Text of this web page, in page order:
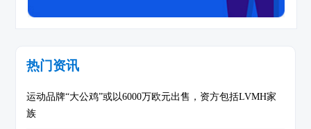
热门资讯
运动品牌“大公鸡”或以6000万欧元出售，资方包括LVMH家
族